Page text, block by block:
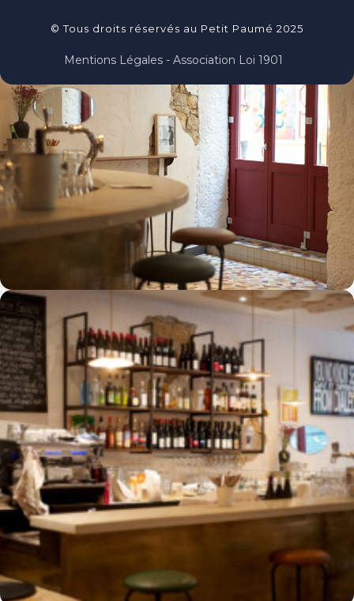
© Tous droits réservés au Petit Paumé 2025
Mentions Légales - Association Loi 1901